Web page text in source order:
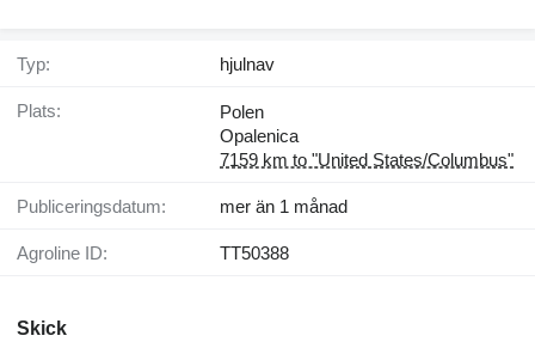
Typ: hjulnav
Plats:
Polen
Opalenica
7159 km to "United States/Columbus"
Publiceringsdatum: mer än 1 månad
Agroline ID: TT50388
Skick